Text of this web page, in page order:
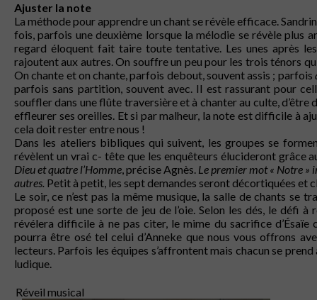
Ajuster la note
La méthode pour apprendre un chant se révèle efficace.
fois, parfois une deuxième lorsque la mélodie se révèle plus
regard éloquent fait taire toute tentative. Les unes après
rajoutent aux autres. On souffre un peu pour les trois ténors
On chante et on chante, parfois debout, souvent assis ; parfois
parfois sans partition, souvent avec. Il est rassurant pour
souffler dans une flûte traversière et à chanter au culte, d’être
effleurer ses oreilles. Et si par malheur, la note est difficile à
cela doit rester entre nous !
Dans les ateliers bibliques qui suivent, les groupes se
révèlent un vrai c- tête que les enquêteurs élucideront grâce
Dieu et quatre l’Homme, précise Agnès. Le premier mot « Notre »
autres. Petit à petit, les sept demandes seront décortiquées et
Le soir, ce n’est pas la même musique, la salle de chants se
proposé est une sorte de jeu de l’oie. Selon les dés, le défi
révélera difficile à ne pas citer, le mime du sacrifice
pourra être osé tel celui d’Anneke que nous vous offrons
lecteurs. Parfois les équipes s’affrontent mais chacun se
ludique.
Réveil musical